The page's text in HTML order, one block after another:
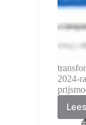
2024-